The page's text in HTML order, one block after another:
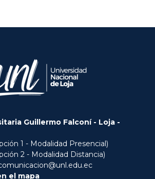
Guillermo Falconí - Loja -
1 - Modalidad Presencial)
2 - Modalidad Distancia)
el mapa